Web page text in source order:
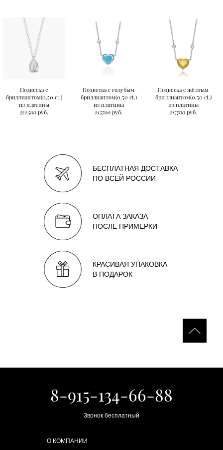
Подвеска с
бриллиантом(0,50 ct.)
из платины
322500 руб.
Подвеска с голубым
бриллиантом(0,50 ct.)
из платины
215700 руб.
Подвеска с жёлтым
бриллиантом(0,50 ct.)
из платины
215700 руб.
БЕСПЛАТНАЯ ДОСТАВКА
ПО ВСЕЙ РОССИИ
ОПЛАТА ЗАКАЗА
ПОСЛЕ ПРИМЕРКИ
КРАСИВАЯ УПАКОВКА
В ПОДАРОК
8-915-134-66-88
Звонок бесплатный
О КОМПАНИИ